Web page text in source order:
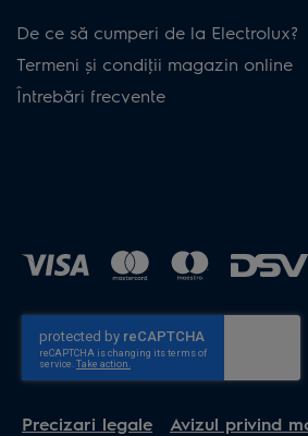
De ce să cumperi de la Electrolux?
Termeni și condiţii magazin online
Întrebări frecvente
Precizari legale Avizul privind